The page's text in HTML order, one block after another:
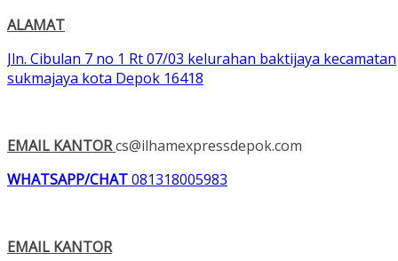
ALAMAT
Jln. Cibulan 7 no 1 Rt 07/03 kelurahan baktijaya kecamatan
sukmajaya kota Depok 16418
EMAIL KANTORcs@ilhamexpressdepok.com
WHATSAPP/CHAT081318005983
EMAIL KANTOR